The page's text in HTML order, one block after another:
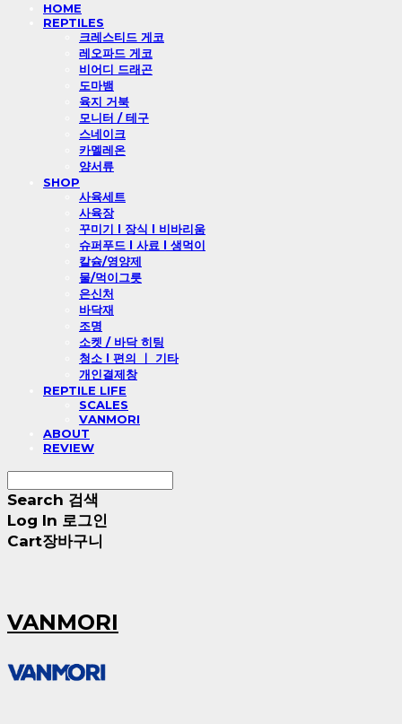
HOME
REPTILES
크레스티드 게코
레오파드 게코
비어디 드래곤
도마뱀
육지 거북
모니터 / 테구
스네이크
카멜레온
양서류
SHOP
사육세트
사육장
꾸미기 l 장식 l 비바리움
슈퍼푸드 l 사료 l 생먹이
칼슘/영양제
물/먹이그릇
은신처
바닥재
조명
소켓 / 바닥 히팅
청소 l 편의 ㅣ 기타
개인결제창
REPTILE LIFE
SCALES
VANMORI
ABOUT
REVIEW
Search 검색
Log In 로그인
Cart장바구니
VANMORI